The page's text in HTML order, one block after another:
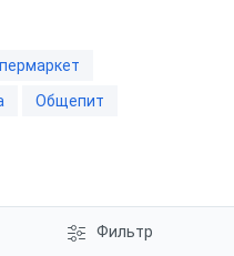
Общепит
Фильтр